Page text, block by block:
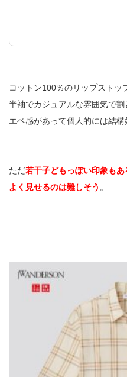
コットン100％のリップストッ
半袖でカジュアルな雰囲気で
エベ感があって個人的には結構
ただ若干子どもっぽい印象も
よく見せるのは難しそう 。